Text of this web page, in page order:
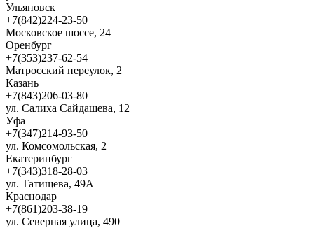
Ульяновск
+7(842)224-23-50
Московское шоссе, 24
Оренбург
+7(353)237-62-54
Матросский переулок, 2
Казань
+7(843)206-03-80
ул. Салиха Сайдашева, 12
Уфа
+7(347)214-93-50
ул. Комсомольская, 2
Екатеринбург
+7(343)318-28-03
ул. Татищева, 49А
Краснодар
+7(861)203-38-19
ул. Северная улица, 490